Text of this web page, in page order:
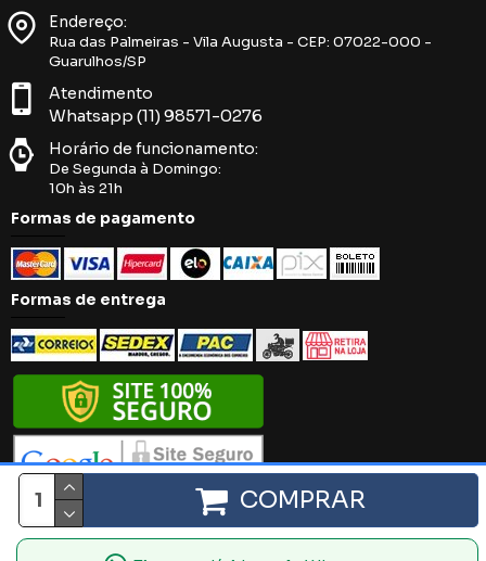
COMPRAR
Endereço:
Rua das Palmeiras - Vila Augusta - CEP: 07022-000 -
Guarulhos/SP
Atendimento
Whatsapp (11) 98571-0276
Horário de funcionamento:
De Segunda à Domingo:
10h às 21h
Formas de pagamento
Formas de entrega